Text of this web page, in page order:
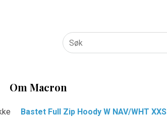
Om Macron
Bastet Full Zip Hoody W NAV/WHT XXS